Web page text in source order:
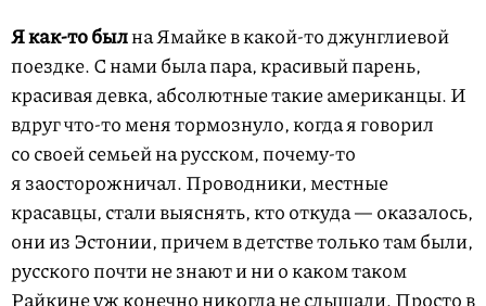
Я как-то былна Ямайке в какой-то джунглиевой
поездке. С нами была пара, красивый парень,
красивая девка, абсолютные такие американцы. И
вдруг что-то меня тормознуло, когда я говорил
со своей семьей на русском, почему-то
я заосторожничал. Проводники, местные
красавцы, стали выяснять, кто откуда — оказалось,
они из Эстонии, причем в детстве только там были,
русского почти не знают и ни о каком таком
Райкине уж конечно никогда не слышали. Просто в